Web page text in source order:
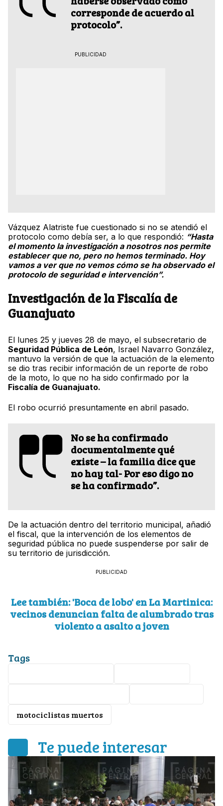
corresponde de acuerdo al
protocolo”.
PUBLICIDAD
Vázquez Alatriste fue cuestionado si no se atendió el
protocolo como debía ser, a lo que respondió: “Hasta
el momento la investigación a nosotros nos permite
establecer que no, pero no hemos terminado. Hoy
vamos a ver que no vemos cómo se ha observado el
protocolo de seguridad e intervención”.
Investigación de la Fiscalía de
Guanajuato
El lunes 25 y jueves 28 de mayo, el subsecretario de
Seguridad Pública de León, Israel Navarro González,
mantuvo la versión de que la actuación de la elemento
se dio tras recibir información de un reporte de robo
de la moto, lo que no ha sido confirmado por la
Fiscalía de Guanajuato.
El robo ocurrió presuntamente en abril pasado.
No se ha confirmado
documentalmente qué
existe – la familia dice que
no hay tal- Por eso digo no
se ha confirmado”.
De la actuación dentro del territorio municipal, añadió
el fiscal, que la intervención de los elementos de
seguridad pública no puede suspenderse por salir de
su territorio de jurisdicción.
PUBLICIDAD
Lee también: 'Boca de lobo' en La Martinica:
vecinos denuncian falta de alumbrado tras
violento a asalto a joven
Tags
motociclistas muertos
Te puede interesar